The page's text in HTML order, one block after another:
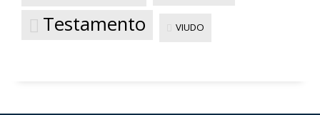
Testamento VIUDO